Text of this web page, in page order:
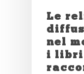
Le
nel
i libri